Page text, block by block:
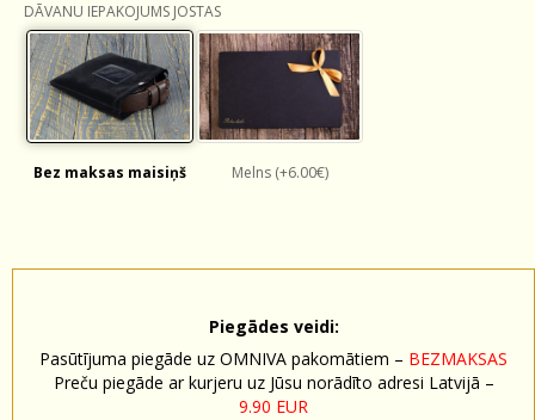
DĀVANU IEPAKOJUMS JOSTAS
Bez maksas maisiņš Melns (+6.00€)
Piegādes veidi:
Pasūtījuma piegāde uz OMNIVA pakomātiem – BEZMAKSAS
Preču piegāde ar kurjeru uz Jūsu norādīto adresi Latvijā –
9.90 EUR